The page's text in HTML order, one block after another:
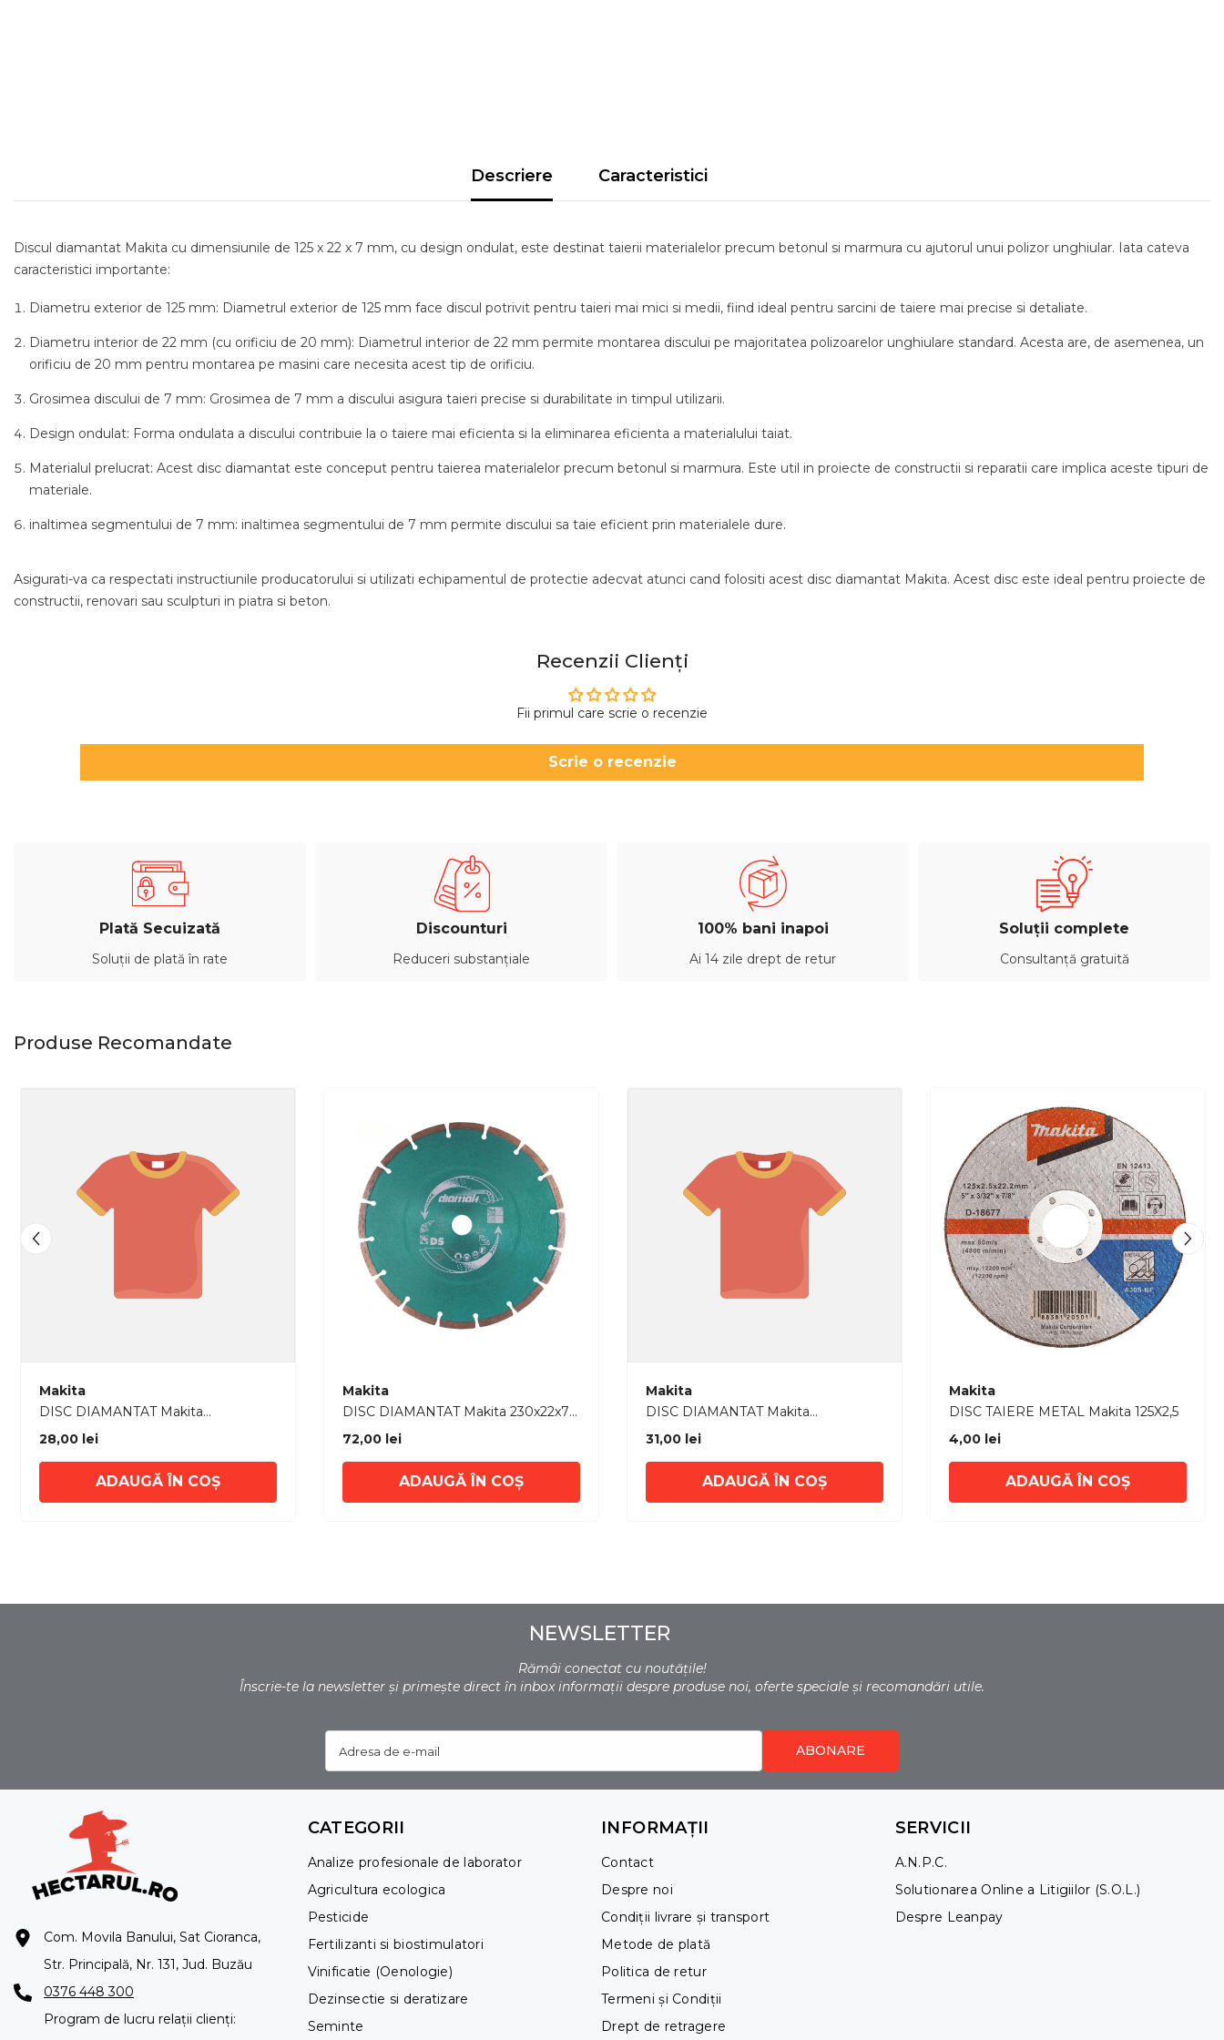
Descriere Caracteristici
Discul diamantat Makita cu dimensiunile de 125 x 22 x 7 mm, cu design ondulat, este destinat taierii materialelor precum betonul si marmura cu ajutorul unui polizor unghiular. Iata cateva
caracteristici importante:
Diametru exterior de 125 mm: Diametrul exterior de 125 mm face discul potrivit pentru taieri mai mici si medii, fiind ideal pentru sarcini de taiere mai precise si detaliate.
Diametru interior de 22 mm (cu orificiu de 20 mm): Diametrul interior de 22 mm permite montarea discului pe majoritatea polizoarelor unghiulare standard. Acesta are, de asemenea, un
orificiu de 20 mm pentru montarea pe masini care necesita acest tip de orificiu.
Grosimea discului de 7 mm: Grosimea de 7 mm a discului asigura taieri precise si durabilitate in timpul utilizarii.
Design ondulat: Forma ondulata a discului contribuie la o taiere mai eficienta si la eliminarea eficienta a materialului taiat.
Materialul prelucrat: Acest disc diamantat este conceput pentru taierea materialelor precum betonul si marmura. Este util in proiecte de constructii si reparatii care implica aceste tipuri de
materiale.
inaltimea segmentului de 7 mm: inaltimea segmentului de 7 mm permite discului sa taie eficient prin materialele dure.
Asigurati-va ca respectati instructiunile producatorului si utilizati echipamentul de protectie adecvat atunci cand folositi acest disc diamantat Makita. Acest disc este ideal pentru proiecte de
constructii, renovari sau sculpturi in piatra si beton.
Recenzii Clienți
Fii primul care scrie o recenzie
Scrie o recenzie
Plată Secuizată
Soluții de plată în rate
Discounturi
Reduceri substanțiale
100% bani inapoi
Ai 14 zile drept de retur
Soluții complete
Consultanță gratuită
Produse Recomandate
Furnizor:
Makita
DISC DIAMANTAT Makita
SEGMENTAT
28,00 lei
ADAUGĂ ÎN COȘ
Furnizor:
Makita
DISC DIAMANTAT Makita 230x22x7
SEGMENTAT
72,00 lei
ADAUGĂ ÎN COȘ
Furnizor:
Makita
DISC DIAMANTAT Makita
SEGMENTAT
31,00 lei
ADAUGĂ ÎN COȘ
Furnizor:
Makita
DISC TAIERE METAL Makita 125X2,5
4,00 lei
ADAUGĂ ÎN COȘ
NEWSLETTER
Rămâi conectat cu noutățile!
Înscrie-te la newsletter și primește direct în inbox informații despre produse noi, oferte speciale și recomandări utile.
Adresa de e-mail ABONARE
Com. Movila Banului, Sat Cioranca,
Str. Principală, Nr. 131, Jud. Buzău
0376 448 300
Program de lucru relații clienți:
CATEGORII
Analize profesionale de laborator
Agricultura ecologica
Pesticide
Fertilizanti si biostimulatori
Vinificatie (Oenologie)
Dezinsectie si deratizare
Seminte
INFORMAȚII
Contact
Despre noi
Condiții livrare și transport
Metode de plată
Politica de retur
Termeni și Condiții
Drept de retragere
SERVICII
A.N.P.C.
Solutionarea Online a Litigiilor (S.O.L.)
Despre Leanpay